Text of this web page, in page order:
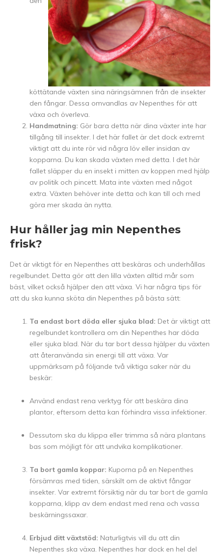
köttätande växten sina näringsämnen från de insekter
den fångar. Dessa omvandlas av Nepenthes för att
växa och överleva.
Handmatning: Gör bara detta när dina växter inte har
tillgång till insekter. I det här fallet är det dock extremt
viktigt att du inte rör vid några löv eller insidan av
kopparna. Du kan skada växten med detta. I det här
fallet släpper du en insekt i mitten av koppen med hjälp
av politik och pincett. Mata inte växten med något
extra. Växten behöver inte detta och kan till och med
göra mer skada än nytta.
Hur håller jag min Nepenthes
frisk?
Det är viktigt för en Nepenthes att beskäras och underhållas
regelbundet. Detta gör att den lilla växten alltid mår som
bäst, vilket också hjälper den att växa. Vi har några tips för
att du ska kunna sköta din Nepenthes på bästa sätt:
Ta endast bort döda eller sjuka blad: Det är viktigt att
regelbundet kontrollera om din Nepenthes har döda
eller sjuka blad. När du tar bort dessa hjälper du växten
att återanvända sin energi till att växa. Var
uppmärksam på följande två viktiga saker när du
beskär:
Använd endast rena verktyg för att beskära dina
plantor, eftersom detta kan förhindra vissa infektioner.
Dessutom ska du klippa eller trimma så nära plantans
bas som möjligt för att undvika komplikationer.
Ta bort gamla koppar: Kuporna på en Nepenthes
försämras med tiden, särskilt om de aktivt fångar
insekter. Var extremt försiktig när du tar bort de gamla
kopparna, klipp av dem endast med rena och vassa
beskärningssaxar.
Erbjud ditt växtstöd: Naturligtvis vill du att din
Nepenthes ska växa. Nepenthes har dock en hel del